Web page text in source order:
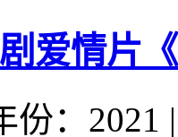
爱情片
份：2021 |